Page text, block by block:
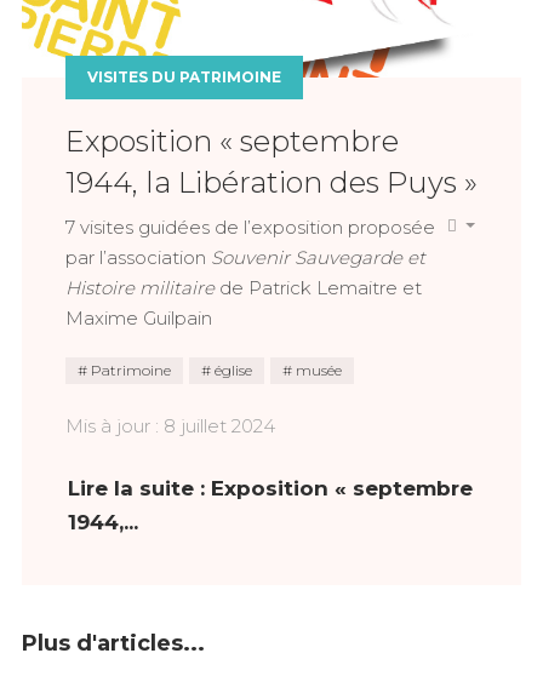
VISITES DU PATRIMOINE
Exposition « septembre
1944, la Libération des Puys »
7 visites guidées de l’exposition proposée
par l’association Souvenir Sauvegarde et
Histoire militairede Patrick Lemaitre et
Maxime Guilpain
Patrimoine église musée
Mis à jour : 8 juillet 2024
Lire la suite : Exposition « septembre
1944,...
Plus d'articles...